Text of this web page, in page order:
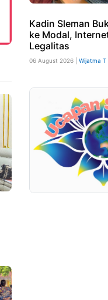
Kadin Sleman
ke Modal,
Legalitas
06 August 2026 | Wijatma T